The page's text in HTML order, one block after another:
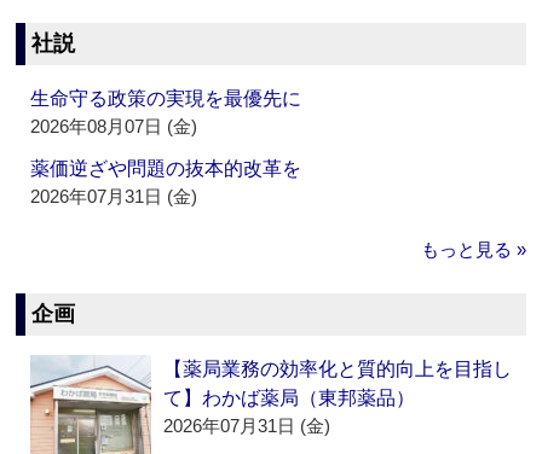
社説
生命守る政策の実現を最優先に
2026年08月07日 (金)
薬価逆ざや問題の抜本的改革を
2026年07月31日 (金)
もっと見る »
企画
【薬局業務の効率化と質的向上を目指し
て】わかば薬局（東邦薬品）
2026年07月31日 (金)